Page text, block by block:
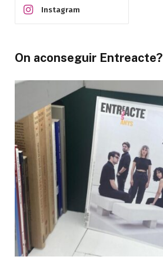
Instagram
On aconseguir Entreacte?